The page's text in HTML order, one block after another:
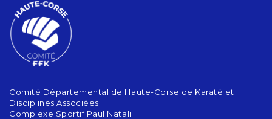
Comité Départemental de Haute-Corse de Karaté et
Disciplines Associées
Complexe Sportif Paul Natali